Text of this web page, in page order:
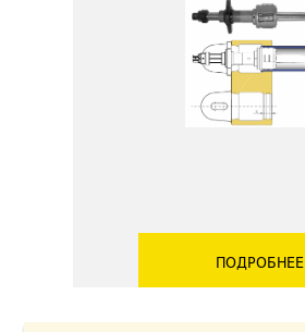
ПОДРОБНЕЕ